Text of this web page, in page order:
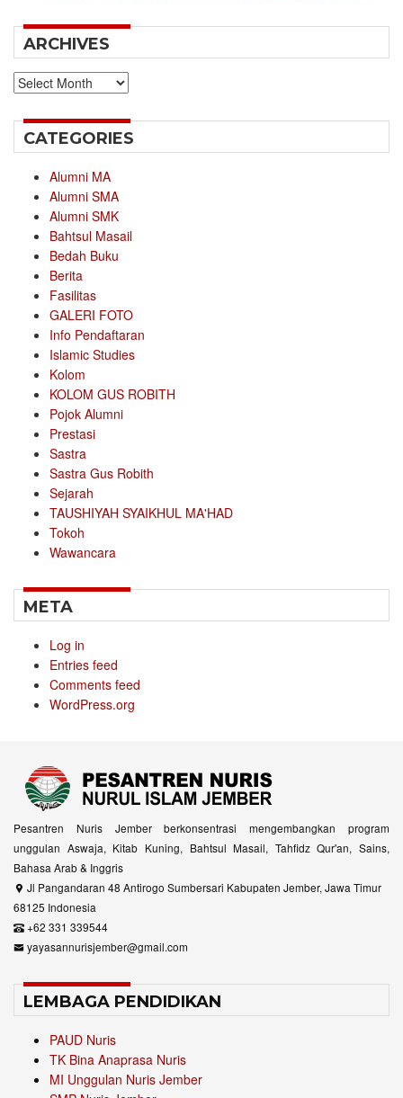
ARCHIVES
Archives
CATEGORIES
Alumni MA
Alumni SMA
Alumni SMK
Bahtsul Masail
Bedah Buku
Berita
Fasilitas
GALERI FOTO
Info Pendaftaran
Islamic Studies
Kolom
KOLOM GUS ROBITH
Pojok Alumni
Prestasi
Sastra
Sastra Gus Robith
Sejarah
TAUSHIYAH SYAIKHUL MA'HAD
Tokoh
Wawancara
META
Log in
Entries feed
Comments feed
WordPress.org
Pesantren Nuris Jember berkonsentrasi mengembangkan program
unggulan Aswaja, Kitab Kuning, Bahtsul Masail, Tahfidz Qur'an, Sains,
Bahasa Arab & Inggris
Jl Pangandaran 48 Antirogo Sumbersari Kabupaten Jember, Jawa Timur
68125 Indonesia
+62 331 339544
yayasannurisjember@gmail.com
LEMBAGA PENDIDIKAN
PAUD Nuris
TK Bina Anaprasa Nuris
MI Unggulan Nuris Jember